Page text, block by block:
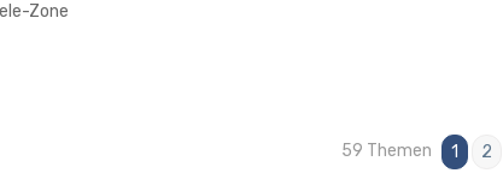
Zone
59 Themen 1 2